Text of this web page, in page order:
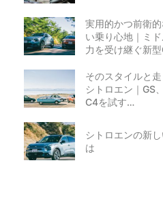
実用的かつ前衛
い乗り心地｜ミ
力を受け継ぐ新
そのスタイルと
シトロエン｜GS
C4を試す…
シトロエンの新
は